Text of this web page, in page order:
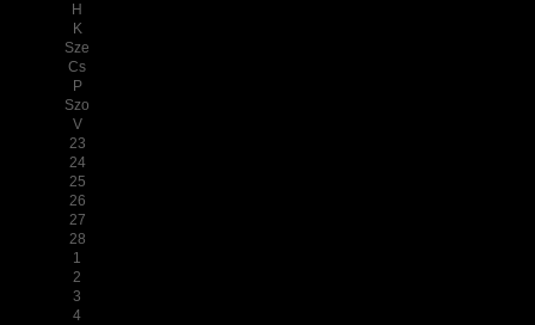
H
K
Sze
Cs
P
Szo
V
23
24
25
26
27
28
1
2
3
4